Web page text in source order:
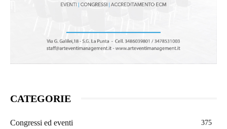
CATEGORIE
Congressi ed eventi 375